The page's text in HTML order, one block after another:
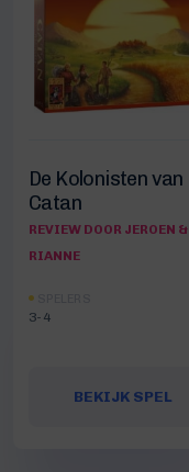
De Kolonisten van
Catan
REVIEW DOOR JEROEN &
RIANNE
3-4
BEKIJK SPEL